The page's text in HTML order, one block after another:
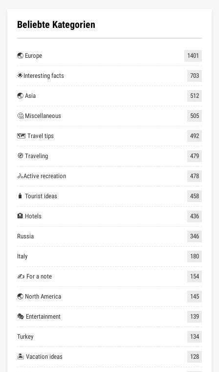
Beliebte Kategorien
🌏 Europe 1401
🌟Interesting facts 703
🌏 Asia 512
🤔 Miscellaneous 505
🗺 Travel tips 492
🧭 Traveling 479
🚴Active recreation 478
🧳 Tourist ideas 458
🏨 Hotels 436
Russia 346
Italy 180
✍ For a note 154
🌏 North America 145
🎭 Entertainment 139
Turkey 134
🏝 Vacation ideas 128